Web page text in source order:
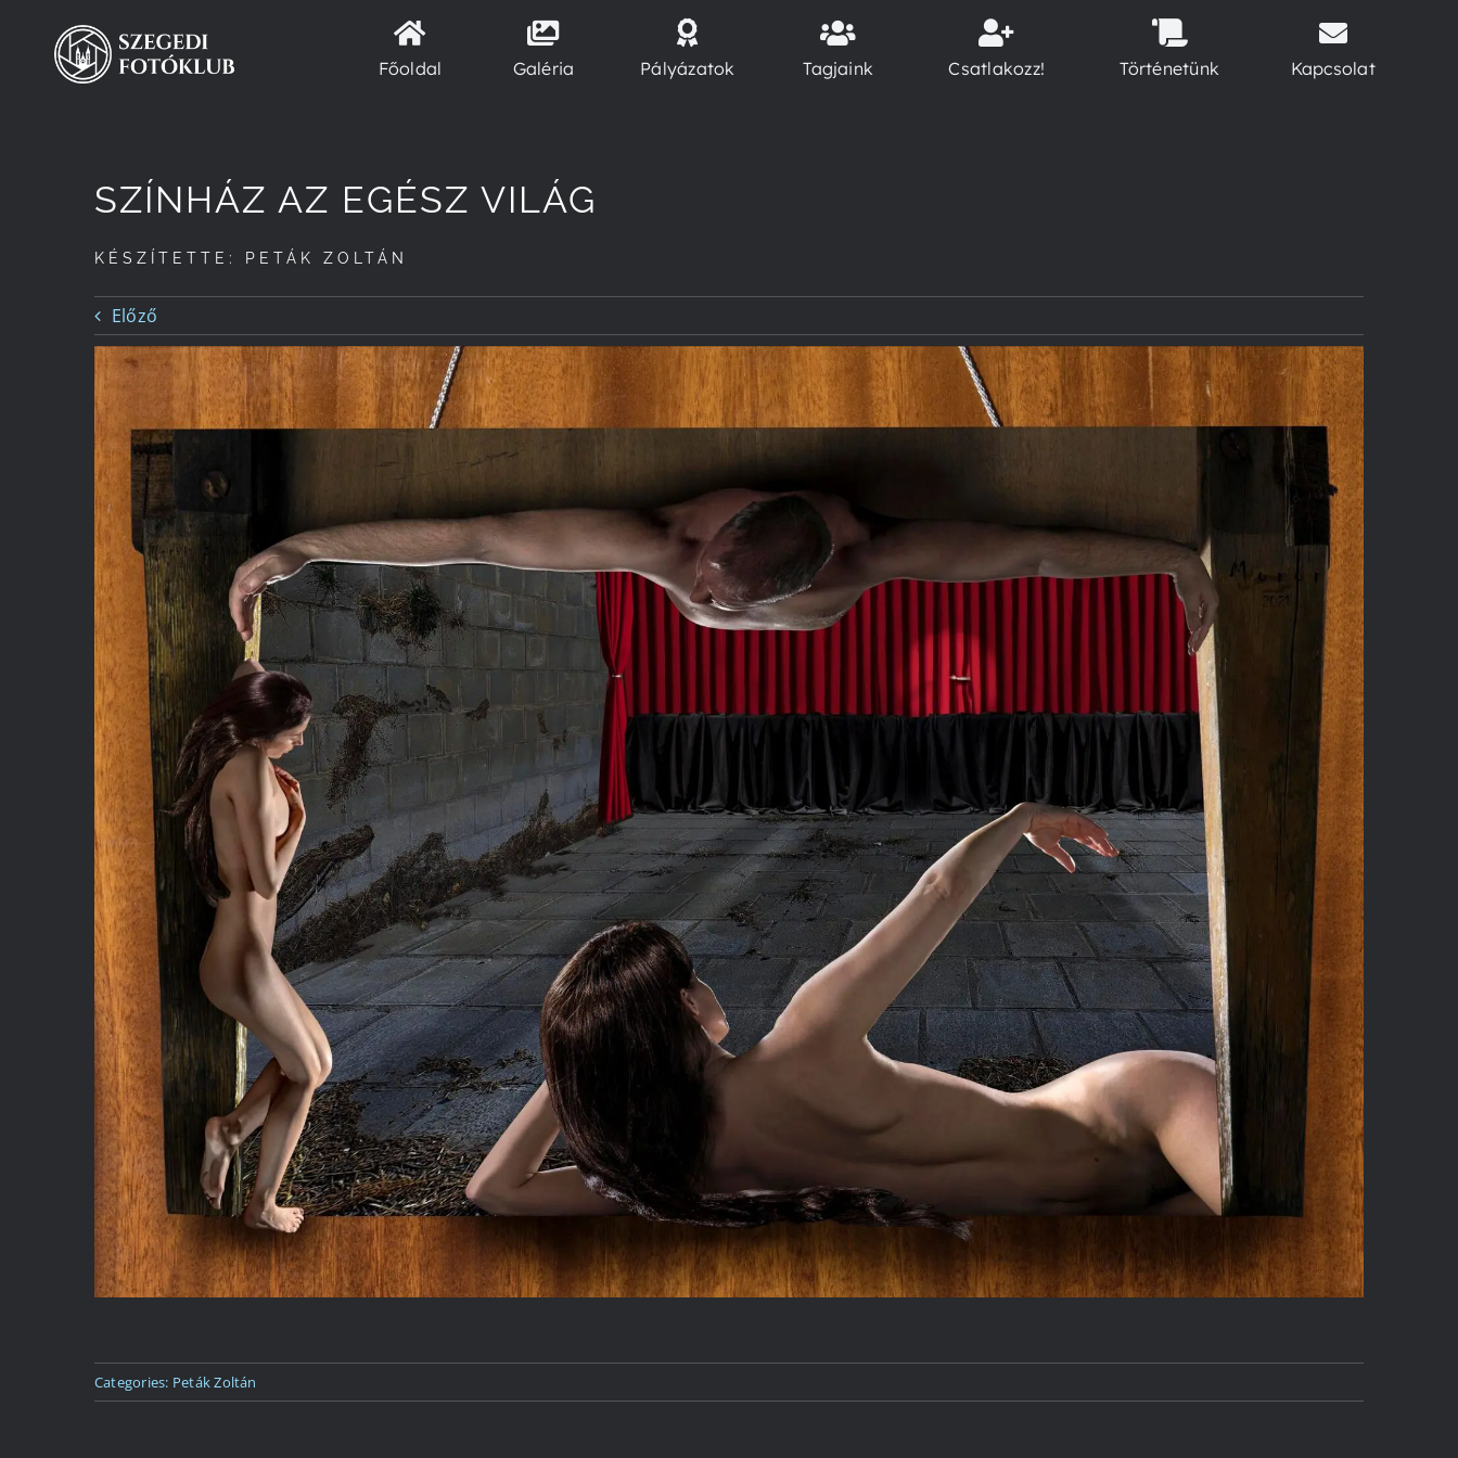
Kihagyás
Főoldal Galéria Pályázatok Tagjaink Csatlakozz! Történetünk Kapcsolat
SZÍNHÁZ AZ EGÉSZ VILÁG
KÉSZÍTETTE: PETÁK ZOLTÁN
Előző
Categories: Peták Zoltán